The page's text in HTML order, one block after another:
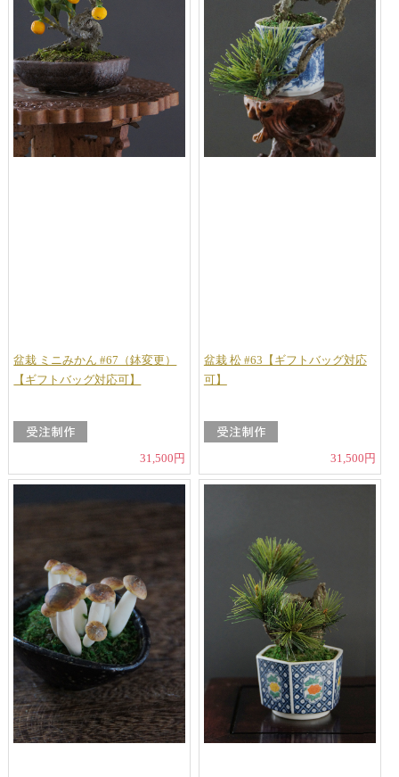
盆栽 ミニみかん #67（鉢変更）
【ギフトバッグ対応可】
31,500円
盆栽 松 #63【ギフトバッグ対応
可】
31,500円